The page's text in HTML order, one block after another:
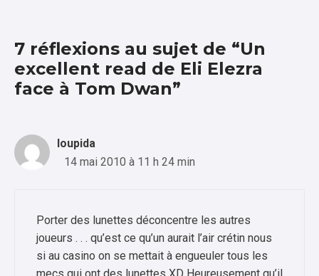
7 réflexions au sujet de “Un
excellent read de Eli Elezra
face à Tom Dwan”
loupida
14 mai 2010 à 11 h 24 min
Porter des lunettes déconcentre les autres
joueurs . . . qu’est ce qu’un aurait l’air crétin nous
si au casino on se mettait à engueuler tous les